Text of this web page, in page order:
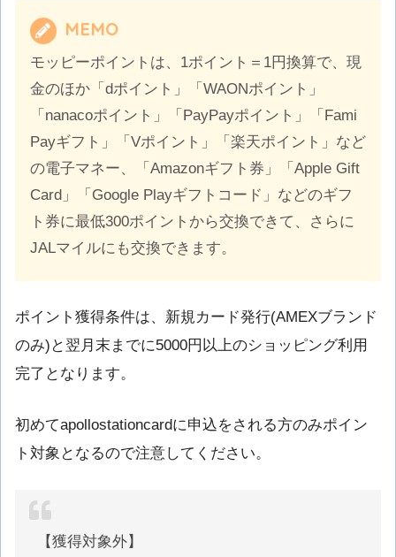
MEMO
モッピーポイントは、1ポイント＝1円換算で、現
金のほか「dポイント」「WAONポイント」
「nanacoポイント」「PayPayポイント」「Fami
Payギフト」「Vポイント」「楽天ポイント」など
の電子マネー、「Amazonギフト券」「Apple Gift
Card」「Google Playギフトコード」などのギフ
ト券に最低300ポイントから交換できて、さらに
JALマイルにも交換できます。
ポイント獲得条件は、新規カード発行(AMEXブランド
のみ)と翌月末までに5000円以上のショッピング利用
完了となります。
初めてapollostationcardに申込をされる方のみポイン
ト対象となるので注意してください。
【獲得対象外】